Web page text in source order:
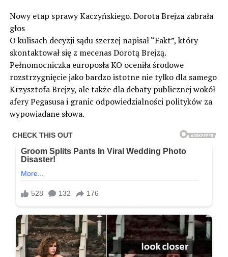
Nowy etap sprawy Kaczyńskiego. Dorota Brejza zabrała
głos
O kulisach decyzji sądu szerzej napisał “Fakt”, który
skontaktował się z mecenas Dorotą Brejzą.
Pełnomocniczka europosła KO oceniła środowe
rozstrzygnięcie jako bardzo istotne nie tylko dla samego
Krzysztofa Brejzy, ale także dla debaty publicznej wokół
afery Pegasusa i granic odpowiedzialności polityków za
wypowiadane słowa.